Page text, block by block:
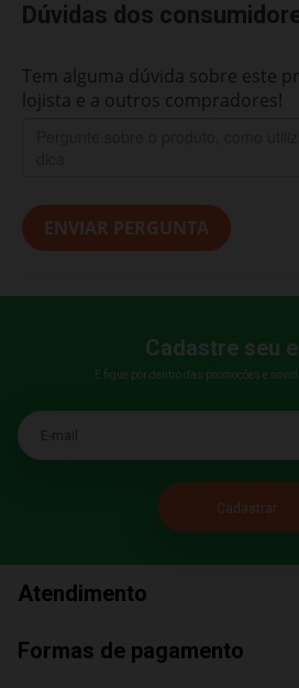
Dúvidas dos
Tem alguma dúvida sobre este
lojista e a outros compradores!
ENVIAR PERGUNTA
Cadastre seu
E fique por dentro das promoções e
E-mail
Atendimento
Formas de pagamento